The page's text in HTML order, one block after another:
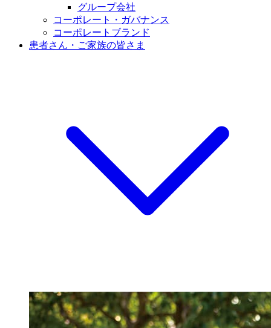
グループ会社
コーポレート・ガバナンス
コーポレートブランド
患者さん・ご家族の皆さま